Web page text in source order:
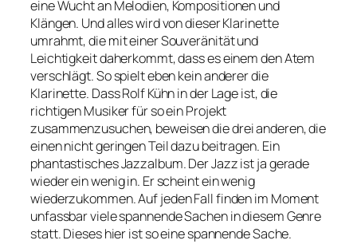
eine Wucht an Melodien, Kompositionen und
Klängen. Und alles wird von dieser Klarinette
umrahmt, die mit einer Souveränität und
Leichtigkeit daherkommt, dass es einem den Atem
verschlägt. So spielt eben kein anderer die
Klarinette. Dass Rolf Kühn in der Lage ist, die
richtigen Musiker für so ein Projekt
zusammenzusuchen, beweisen die drei anderen, die
einen nicht geringen Teil dazu beitragen. Ein
phantastisches Jazzalbum. Der Jazz ist ja gerade
wieder ein wenig in. Er scheint ein wenig
wiederzukommen. Auf jeden Fall finden im Moment
unfassbar viele spannende Sachen in diesem Genre
statt. Dieses hier ist so eine spannende Sache.